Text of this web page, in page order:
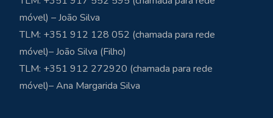
móvel) – João Silva
TLM: +351 912 128 052 (chamada para rede
móvel)– João Silva (Filho)
TLM: +351 912 272920 (chamada para rede
móvel)– Ana Margarida Silva